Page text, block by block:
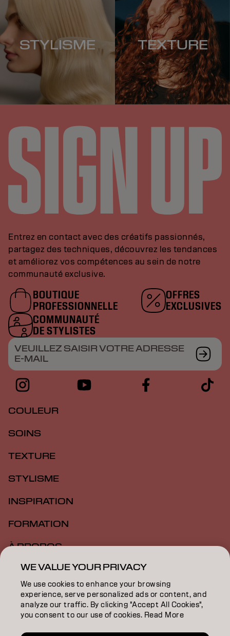
STYLISME TEXTURE
Entrez en contact avec des créatifs passionnés,
partagez des techniques, découvrez les tendances
et améliorez vos compétences au sein de notre
communauté exclusive.
BOUTIQUE
PROFESSIONNELLE
OFFRES
EXCLUSIVES
COMMUNAUTÉ
DE STYLISTES
VEUILLEZ SAISIR VOTRE ADRESSE
E-MAIL
COULEUR
SOINS
TEXTURE
STYLISME
INSPIRATION
FORMATION
À PROPOS
RECHERCHER UN SALON
DEVENIR PARTENAIRE
CONTACTEZ-NOUS
WE VALUE YOUR PRIVACY
We use cookies to enhance your browsing
experience, serve personalized ads or content, and
analyze our traffic. By clicking "Accept All Cookies",
you consent to our use of cookies. Read More